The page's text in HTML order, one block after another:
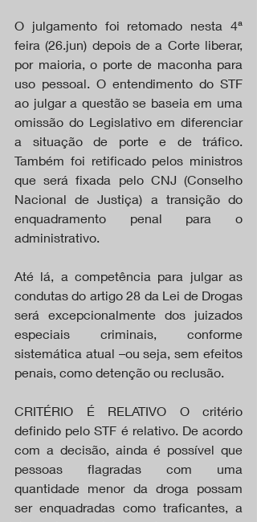
O julgamento foi retomado nesta 4ª
feira (26.jun) depois de a Corte liberar,
por maioria, o porte de maconha para
uso pessoal. O entendimento do STF
ao julgar a questão se baseia em uma
omissão do Legislativo em diferenciar
a situação de porte e de tráfico.
Também foi retificado pelos ministros
que será fixada pelo CNJ (Conselho
Nacional de Justiça) a transição do
enquadramento penal para o
administrativo.
Até lá, a competência para julgar as
condutas do artigo 28 da Lei de Drogas
será excepcionalmente dos juizados
especiais criminais, conforme
sistemática atual –ou seja, sem efeitos
penais, como detenção ou reclusão.
CRITÉRIO É RELATIVO O critério
definido pelo STF é relativo. De acordo
com a decisão, ainda é possível que
pessoas flagradas com uma
quantidade menor da droga possam
ser enquadradas como traficantes, a